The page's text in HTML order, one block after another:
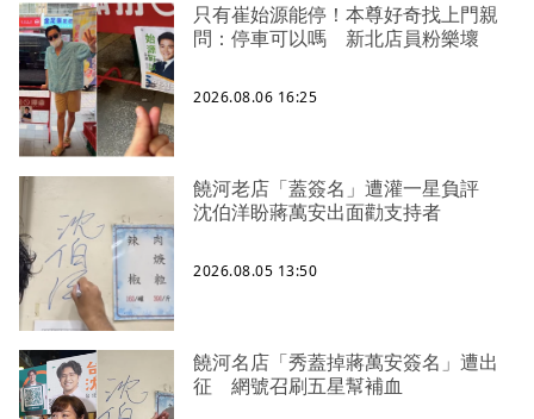
只有崔始源能停！本尊好奇找上門親
問：停車可以嗎 新北店員粉樂壞
2026.08.06 16:25
饒河老店「蓋簽名」遭灌一星負評
沈伯洋盼蔣萬安出面勸支持者
2026.08.05 13:50
饒河名店「秀蓋掉蔣萬安簽名」遭出
征 網號召刷五星幫補血